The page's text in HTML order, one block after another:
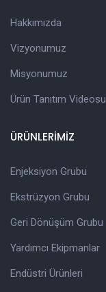
Hakkımızda
Vizyonumuz
Misyonumuz
Ürün Tanıtım Videosu
ÜRÜNLERİMİZ
Enjeksiyon Grubu
Ekstrüzyon Grubu
Geri Dönüşüm Grubu
Yardımcı Ekipmanlar
Endüstri Ürünleri